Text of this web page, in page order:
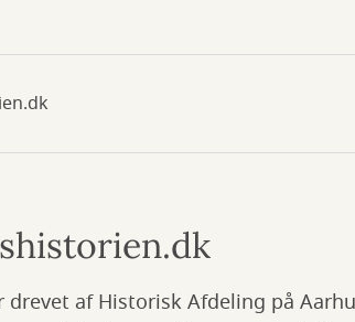
af Historisk Afdeling på